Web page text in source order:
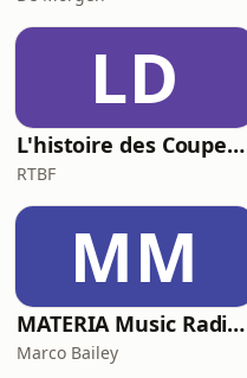
LD
L'histoire des Coupes du Monde, la géopolitique du ballon rond
RTBF
MM
MATERIA Music Radio Show by Marco Bailey
Marco Bailey